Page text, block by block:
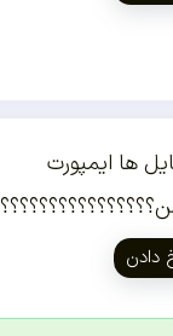
ها ایمپورت
دادن